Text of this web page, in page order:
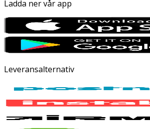
Ladda ner vår app
Leveransalternativ